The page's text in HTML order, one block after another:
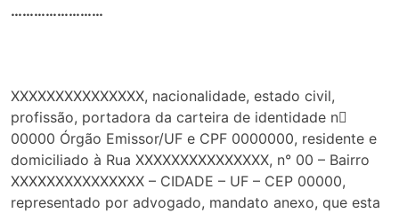
……………………
XXXXXXXXXXXXXXX, nacionalidade, estado civil,
profissão, portadora da carteira de identidade n
00000 Órgão Emissor/UF e CPF 0000000, residente e
domiciliado à Rua XXXXXXXXXXXXXXX, n° 00 – Bairro
XXXXXXXXXXXXXXX – CIDADE – UF – CEP 00000,
representado por advogado, mandato anexo, que esta